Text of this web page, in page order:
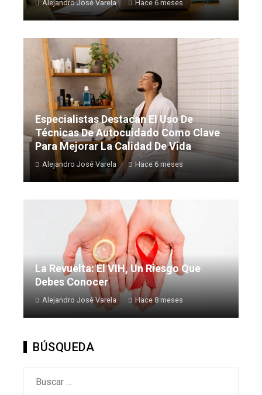
Alejandro José Varela Hace 6 meses
Especialistas Destacan El Uso De
Técnicas De Autocuidado Como Clave
Para Mejorar La Calidad De Vida
Alejandro José Varela Hace 6 meses
La Revuelta: El VIH, Un Riesgo Que
Debes Conocer
Alejandro José Varela Hace 8 meses
BÚSQUEDA